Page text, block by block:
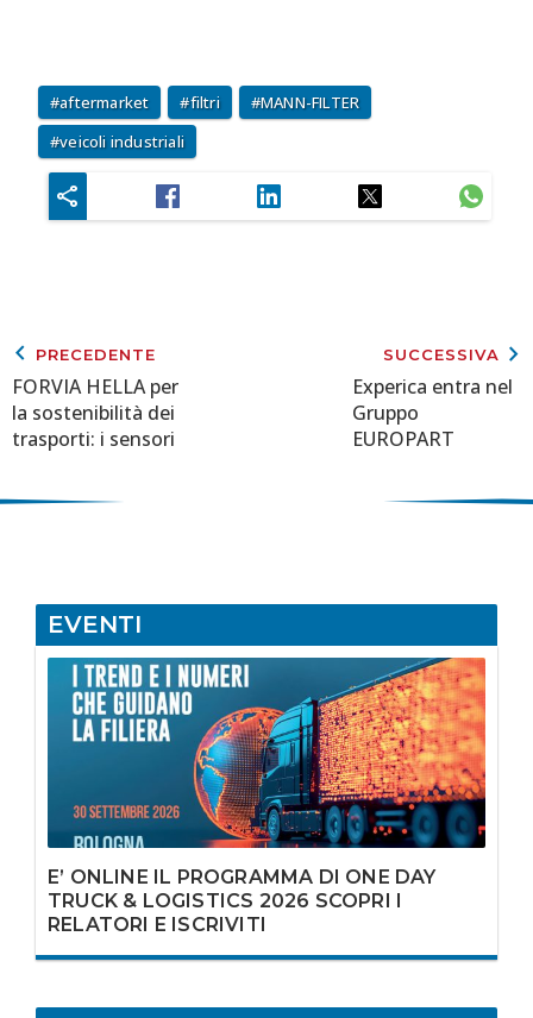
aftermarket filtri
MANN-FILTER
veicoli industriali
keyboard_arrow_left PRECEDENTE
FORVIA HELLA per
la sostenibilità dei
trasporti: i sensori
SUCCESSIVA keyboard_arrow_right
Experica entra nel
Gruppo
EUROPART
EVENTI
E’ ONLINE IL PROGRAMMA DI ONE DAY
TRUCK & LOGISTICS 2026 SCOPRI I
RELATORI E ISCRIVITI